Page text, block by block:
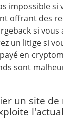
impossible si
offrant des
si vous
un litige si
en
sont
un site de